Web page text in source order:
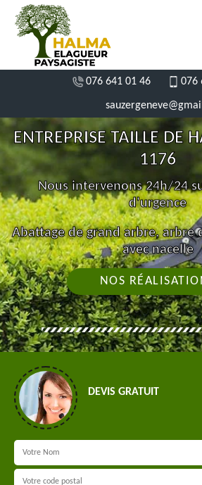
076 641 01 46 076
ENTREPRISE TAILLE DE
1176
Nous intervenons 24h/24
d'urgence
Abattage de grand arbre, arbre
avec nacelle
NOS
DEVIS GRATUIT